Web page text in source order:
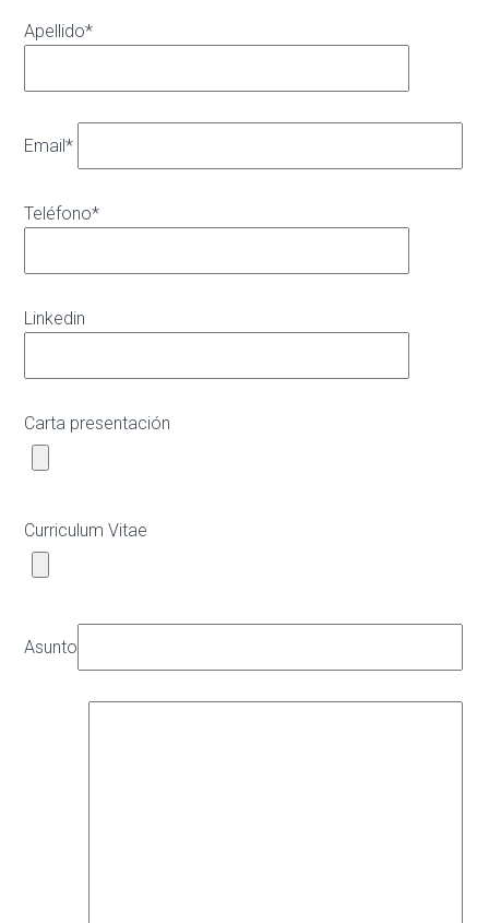
Apellido*
Email*
Teléfono*
Linkedin
Carta presentación
Curriculum Vitae
Asunto